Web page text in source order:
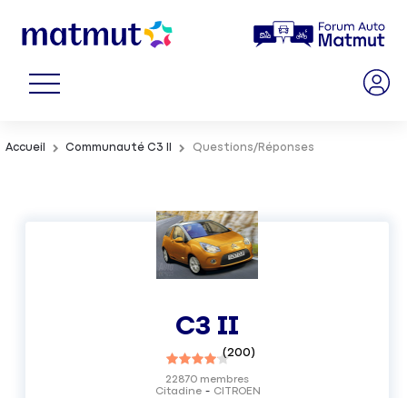
Accueil Communauté C3 II Questions/Réponses
C3 II
(200)
Citadine CITROEN
22870 membres